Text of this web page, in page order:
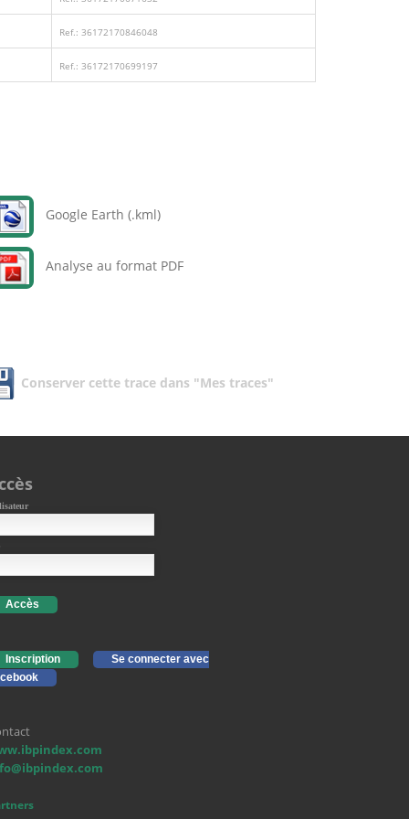
Ref.: 36172170846048
Ref.: 36172170699197
Google Earth (.kml)
Analyse au format PDF
Conserver cette trace dans "Mes traces"
Accès
Inscription
Se connecter avec